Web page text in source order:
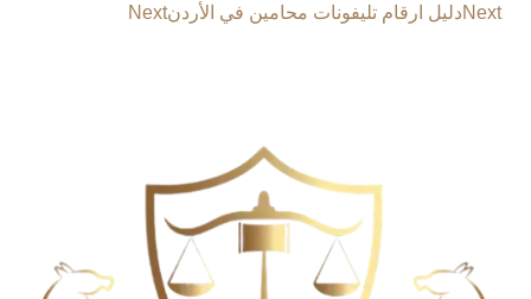
Nextدليل ارقام تليفونات محامين في الأردنNext